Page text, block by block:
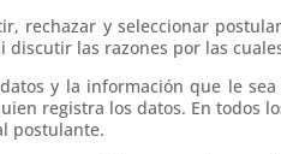
rechazar y seleccionar
las razones por las
y la información que le
registra los datos. En todos
postulante.